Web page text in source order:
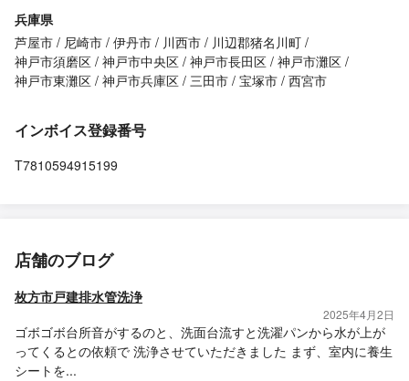
兵庫県
芦屋市
尼崎市 伊丹市 川西市
川辺郡猪名川町
神戸市須磨区 神戸市中央区 神戸市長田区 神戸市灘区
神戸市東灘区 神戸市兵庫区 三田市 宝塚市 西宮市
インボイス登録番号
T7810594915199
店舗のブログ
枚方市戸建排水管洗浄
2025年4月2日
ゴボゴボ台所音がするのと、洗面台流すと洗濯パンから水が上が
ってくるとの依頼で 洗浄させていただきました まず、室内に養生
シートを...